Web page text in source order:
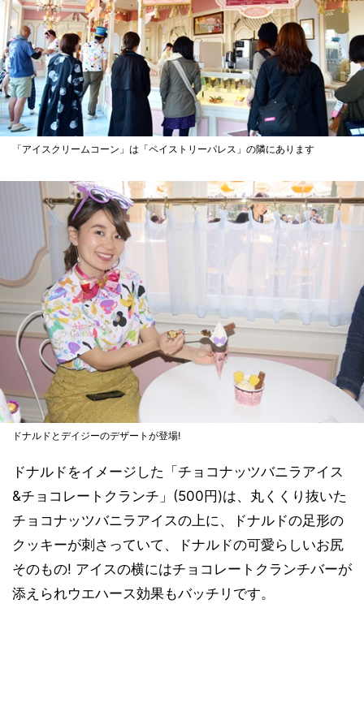
「アイスクリームコーン」は「ペイストリーパレス」の隣にあります
ドナルドとデイジーのデザートが登場!
ドナルドをイメージした「チョコナッツバニラアイス
&チョコレートクランチ」(500円)は、丸くくり抜いた
チョコナッツバニラアイスの上に、ドナルドの足形の
クッキーが刺さっていて、ドナルドの可愛らしいお尻
そのもの! アイスの横にはチョコレートクランチバーが
添えられウエハース効果もバッチリです。